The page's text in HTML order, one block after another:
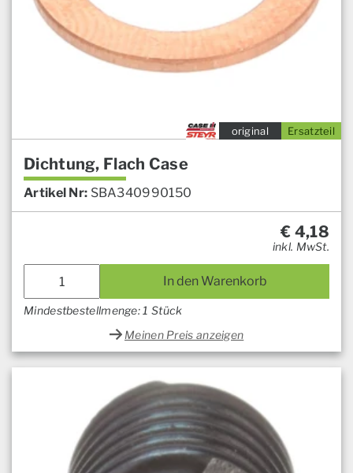
Ersatzteil
original
Dichtung, Flach Case
Artikel Nr: SBA340990150
€ 4,18
inkl. MwSt.
In den Warenkorb
Mindestbestellmenge: 1 Stück
Meinen Preis anzeigen